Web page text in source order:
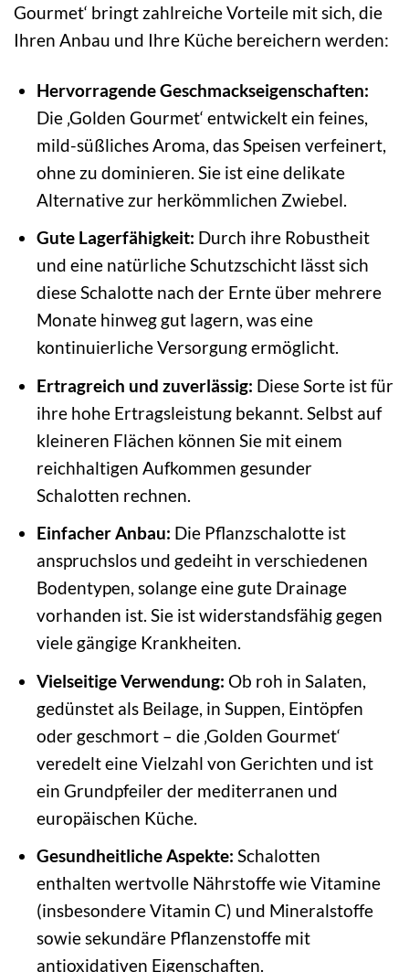
Gourmet‘ bringt zahlreiche Vorteile mit sich, die
Ihren Anbau und Ihre Küche bereichern werden:
Hervorragende Geschmackseigenschaften:
Die ‚Golden Gourmet‘ entwickelt ein feines,
mild-süßliches Aroma, das Speisen verfeinert,
ohne zu dominieren. Sie ist eine delikate
Alternative zur herkömmlichen Zwiebel.
Gute Lagerfähigkeit: Durch ihre Robustheit
und eine natürliche Schutzschicht lässt sich
diese Schalotte nach der Ernte über mehrere
Monate hinweg gut lagern, was eine
kontinuierliche Versorgung ermöglicht.
Ertragreich und zuverlässig: Diese Sorte ist für
ihre hohe Ertragsleistung bekannt. Selbst auf
kleineren Flächen können Sie mit einem
reichhaltigen Aufkommen gesunder
Schalotten rechnen.
Einfacher Anbau: Die Pflanzschalotte ist
anspruchslos und gedeiht in verschiedenen
Bodentypen, solange eine gute Drainage
vorhanden ist. Sie ist widerstandsfähig gegen
viele gängige Krankheiten.
Vielseitige Verwendung: Ob roh in Salaten,
gedünstet als Beilage, in Suppen, Eintöpfen
oder geschmort – die ‚Golden Gourmet‘
veredelt eine Vielzahl von Gerichten und ist
ein Grundpfeiler der mediterranen und
europäischen Küche.
Gesundheitliche Aspekte: Schalotten
enthalten wertvolle Nährstoffe wie Vitamine
(insbesondere Vitamin C) und Mineralstoffe
sowie sekundäre Pflanzenstoffe mit
antioxidativen Eigenschaften.